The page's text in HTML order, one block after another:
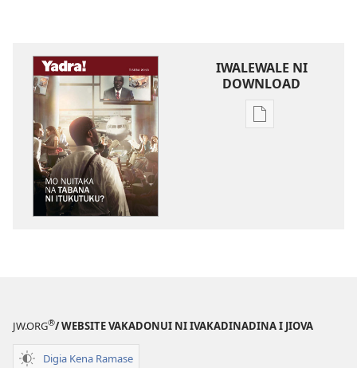
IWALEWALE NI
DOWNLOAD
Sala
na
JW.ORG®/ WEBSITE VAKADONUI NI IVAKADINADINA I JIOVA
Digia Kena Ramase